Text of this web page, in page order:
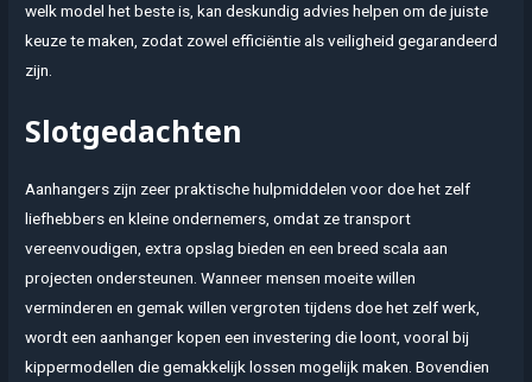
welk model het beste is, kan deskundig advies helpen om de juiste
keuze te maken, zodat zowel efficiëntie als veiligheid gegarandeerd
zijn.
Slotgedachten
Aanhangers zijn zeer praktische hulpmiddelen voor doe het zelf
liefhebbers en kleine ondernemers, omdat ze transport
vereenvoudigen, extra opslag bieden en een breed scala aan
projecten ondersteunen. Wanneer mensen moeite willen
verminderen en gemak willen vergroten tijdens doe het zelf werk,
wordt een aanhanger kopen een investering die loont, vooral bij
kippermodellen die gemakkelijk lossen mogelijk maken. Bovendien